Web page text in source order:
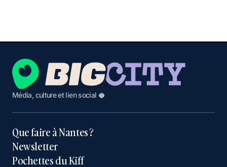
Média, culture et lien social 🥥
Que faire à Nantes ?
Newsletter
Pochettes du Kiff